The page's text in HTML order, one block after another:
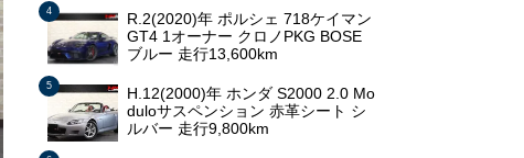
R.2(2020)年 ポルシェ 718ケイマン
GT4 1オーナー クロノPKG BOSE
ブルー 走行13,600km
H.12(2000)年 ホンダ S2000 2.0 Mo
duloサスペンション 赤革シート シ
ルバー 走行9,800km